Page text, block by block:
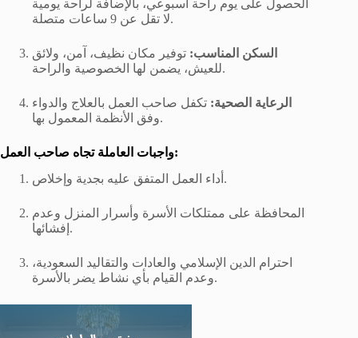
الحصول على يوم راحة أسبوعي، بالإضافة لراحة يومية
لا تقل عن 9 ساعات متصلة.
السكن المناسب: توفير مكان نظيف، آمن، ولائق
للعيش، يضمن لها الخصوصية والراحة.
الرعاية الصحية: تكفل صاحب العمل بالعلاج والدواء
وفق الأنظمة المعمول بها.
واجبات العاملة تجاه صاحب العمل:
أداء العمل المتفق عليه بجدية وإخلاص.
المحافظة على ممتلكات الأسرة وأسرار المنزل وعدم
إفشائها.
احترام الدين الإسلامي والعادات والتقاليد السعودية،
وعدم القيام بأي نشاط يضر بالأسرة.